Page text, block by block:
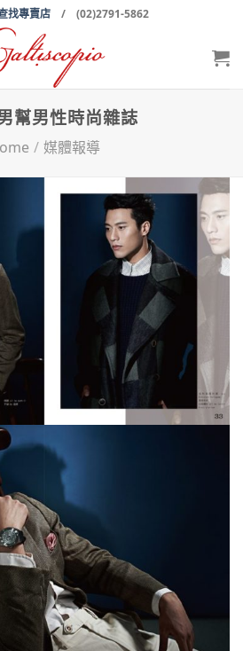
找專賣店 / (02)2791-5862
幫男性時尚雜誌
/ 媒體報導